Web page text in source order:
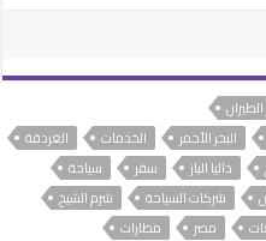
الطيران
البحر الأحمر الخدمات
الغردقة
داليا الباز سفر
سياحة
شركات السياحة
شرم الشيخ
مصر
مطارات